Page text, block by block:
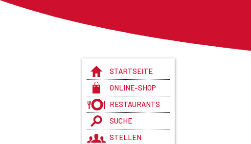
STARTSEITE
ONLINE-SHOP
RESTAURANTS
SUCHE
STELLEN